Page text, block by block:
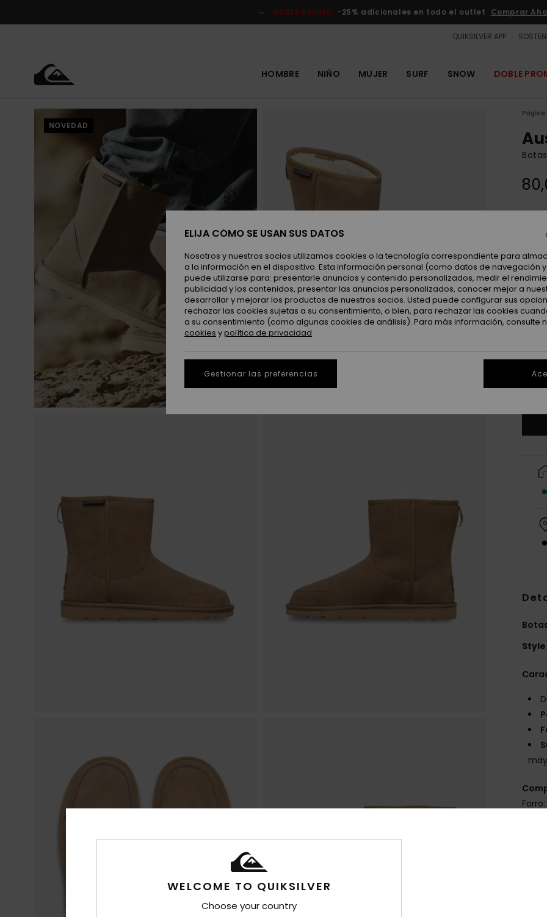
del
DOBLE PROMO -25% adicionales en todo el outlet Comprar
QUIKSILVER APP
HOMBRE NIÑO MUJER SURF SNOW DOBLE
NOVEDAD
Página
39
Style
WELCOME TO QUIKSILVER
Choose your country
ELIJA CÓMO SE USAN SUS DATOS
Nosotros y nuestros socios utilizamos cookies o la tecnología correspondiente para
a la información en el dispositivo. Esta información personal (como datos de navegación
puede utilizarse para: presentarle anuncios y contenido personalizados, medir el
publicidad y los contenidos, presentar las anuncios personalizados, conocer mejor a
desarrollar y mejorar los productos de nuestros socios. Usted puede configurar sus
rechazar las cookies sujetas a su consentimiento, o bien, para rechazar las cookies
a su consentimiento (como algunas cookies de análisis). Para más información, consulte
cookies ypolítica de privacidad
Gestionar las preferencias